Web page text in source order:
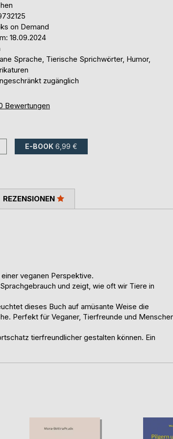
on Demand
18.09.2024
Sprache, Tierische Sprichwörter, Humor,
zugänglich
Bewertungen
E-BOOK 6,99 €
veganen Perspektive.
und zeigt, wie oft wir Tiere in
dieses Buch auf amüsante Weise die
Perfekt für Veganer, Tierfreunde und
tierfreundlicher gestalten können. Ein
REZENSIONEN